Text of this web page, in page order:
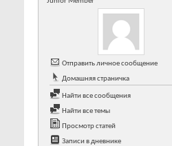
Отправить личное сообщение
Домашняя страничка
Найти все сообщения
Найти все темы
Просмотр статей
Записи в дневнике